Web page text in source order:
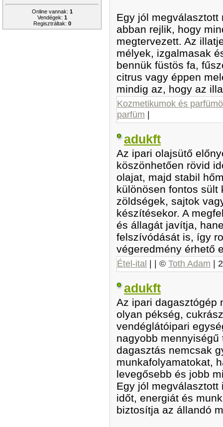
Online vannak: 1
Vendégek: 1
Regisztráltak: 0
Egy jól
abban rejlik, hogy
megtervezett. Az
mélyek, izgalmasak
bennük füstös fa,
citrus vagy éppen
mindig az, hogy az
Kozmetikumok és
parfüm |
adukft
Az ipari olajsütő
köszönhetően rövid
olajat, majd stabil
különösen fontos sült
zöldségek, sajtok
készítésekor. A
és állagát javítja,
felszívódását is, így
végeredmény érhető
Étel-ital | | © Toth Adam |
adukft
Az ipari dagasztógép
olyan pékség,
vendéglátóipari
nagyobb
dagasztás nemcsak
munkafolyamatokat,
levegősebb és jobb
Egy jól
időt, energiát és
biztosítja az állandó